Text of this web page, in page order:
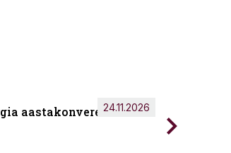
aastakonverents 2026
24.11.2026